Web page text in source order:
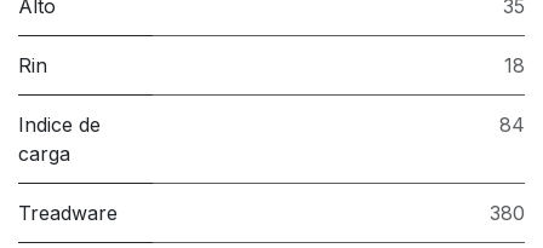
Alto 35
Rin 18
Indice de
carga
84
Treadware 380